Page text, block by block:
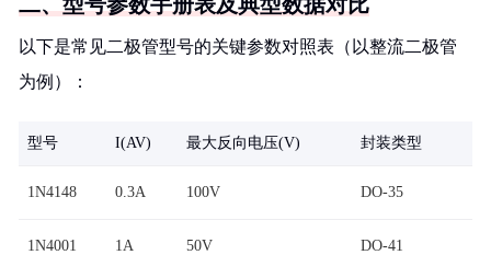
以下是常见二极管型号的关键参数对照表（以整流二极管
为例）：
型号 I(AV) 最大反向电压(V) 封装类型
1N4148 0.3A 100V DO-35
1N4001 1A 50V DO-41